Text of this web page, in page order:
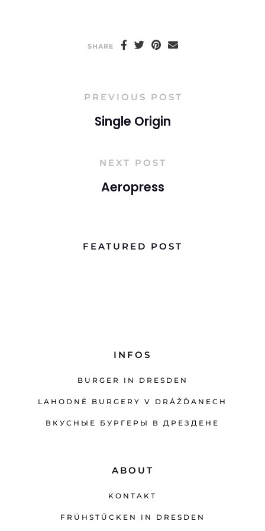
SHARE
PREVIOUS POST
Single Origin
NEXT POST
Aeropress
FEATURED POST
INFOS
BURGER IN DRESDEN
LAHODNÉ BURGERY V DRÁŽĎANECH
ВКУСНЫЕ БУРГЕРЫ В ДРЕЗДЕНЕ
ABOUT
KONTAKT
FRÜHSTÜCKEN IN DRESDEN